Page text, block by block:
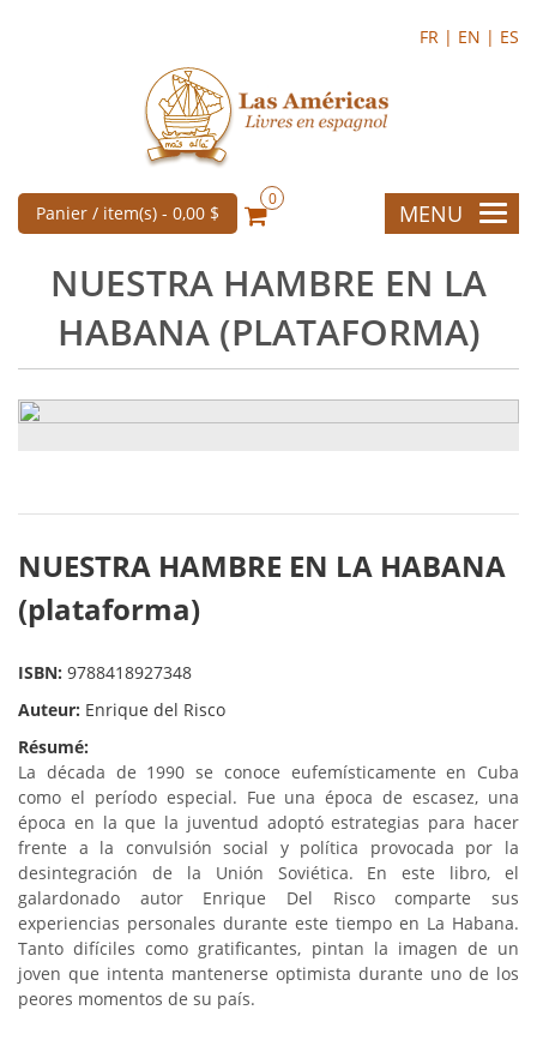
FR | EN | ES
Panier / item(s) - 0,00 $
0
MENU
NUESTRA HAMBRE EN LA
HABANA (PLATAFORMA)
NUESTRA HAMBRE EN LA HABANA
(plataforma)
ISBN: 9788418927348
Auteur: Enrique del Risco
Résumé:
La década de 1990 se conoce eufemísticamente en Cuba
como el período especial. Fue una época de escasez, una
época en la que la juventud adoptó estrategias para hacer
frente a la convulsión social y política provocada por la
desintegración de la Unión Soviética. En este libro, el
galardonado autor Enrique Del Risco comparte sus
experiencias personales durante este tiempo en La Habana.
Tanto difíciles como gratificantes, pintan la imagen de un
joven que intenta mantenerse optimista durante uno de los
peores momentos de su país.